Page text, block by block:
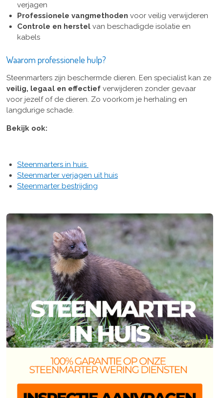
verjagen
Professionele vangmethoden voor veilig verwijderen
Controle en herstel van beschadigde isolatie en
kabels
Waarom professionele hulp?
Steenmarters zijn beschermde dieren. Een specialist kan ze
veilig, legaal en effectiefverwijderen zonder gevaar
voor jezelf of de dieren. Zo voorkom je herhaling en
langdurige schade.
Bekijk ook:
Steenmarters in huis
Steenmarter verjagen uit huis
Steenmarter bestrijding